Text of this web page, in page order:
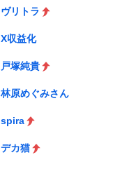
ヴリトラ
X収益化
戸塚純貴
林原めぐみさん
spira
デカ猫